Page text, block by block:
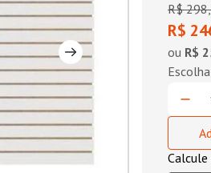
R$ 298,
R$
ou R$